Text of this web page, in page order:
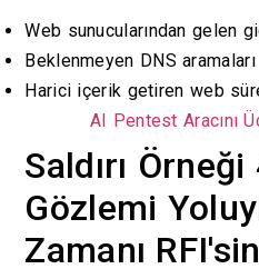
Web sunucularından gelen
Beklenmeyen DNS aramaları
Harici içerik getiren web
AI Pentest Aracını
Saldırı
Gözlemi
Zamanı